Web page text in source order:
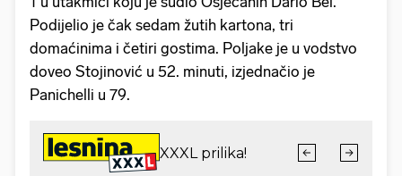
Podijelio je čak sedam žutih kartona, tri
domaćinima i četiri gostima. Poljake je u vodstvo
doveo Stojinović u 52. minuti, izjednačio je
Panichelli u 79.